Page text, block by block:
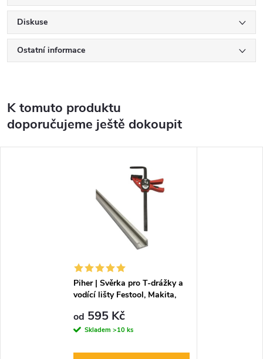
Diskuse
Ostatní informace
K tomuto produktu
doporučujeme ještě dokoupit
Piher | Svěrka pro T-drážky a
vodící lišty Festool, Makita,
od 595 Kč
Skladem >10 ks